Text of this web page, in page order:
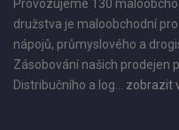
Provozujeme 130
družstva je maloobchodní
nápojů, průmyslového a
Zásobování našich prodejen
Distribučního a log... zobrazit